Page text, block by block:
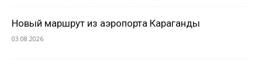
Новый маршрут из аэропорта Караганды
03.08.2026